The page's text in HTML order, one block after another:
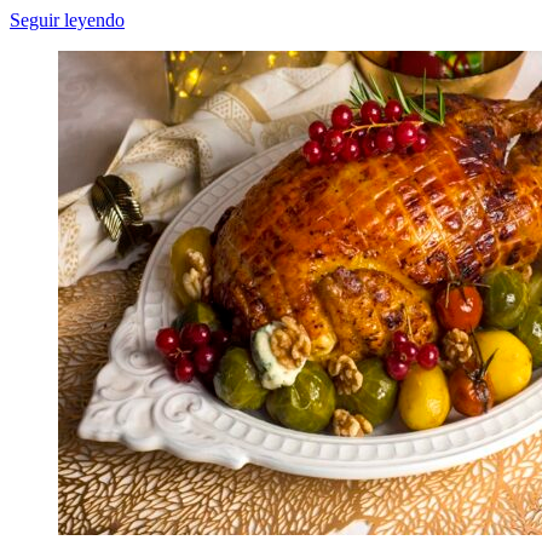
Seguir leyendo